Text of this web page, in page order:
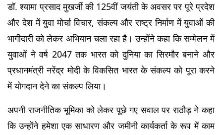
डॉ. श्यामा प्रसाद मुखर्जी की 125वीं जयंती के अवसर पर पूरे प्रदेश
और देश में युवा मोर्चा विचार, संकल्प और राष्ट्र निर्माण में युवाओं की
भागीदारी को लेकर अभियान चला रहा है। उन्होंने कहा कि सम्मेलन में
युवाओं ने वर्ष 2047 तक भारत को दुनिया का सिरमौर बनाने और
प्रधानमंत्री नरेंद्र मोदी के विकसित भारत के संकल्प को पूरा करने
में योगदान देने का संकल्प लिया।
अपनी राजनीतिक भूमिका को लेकर पूछे गए सवाल पर राठौड़ ने कहा
कि उन्होंने हमेशा एक साधारण और जमीनी कार्यकर्ता के रूप में काम